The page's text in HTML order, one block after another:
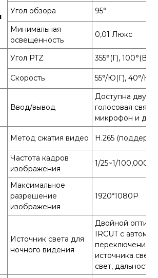
Угол обзора
95°
Минимальная
освещенность
0,01 Люкс
Угол PTZ 355°(Г), 100°(В)
Скорость 55°/Ю(Г), 40°/
Ввод/вывод
Доступна
голосовая
микрофон и
Метод сжатия видео H.265
Частота кадров
изображения
1/25~1/100,000 в
Максимальное
разрешение
изображения
1920*1080P
Источник света для
ночного видения
Двойной
IRCUT с
источника
свет, дальность